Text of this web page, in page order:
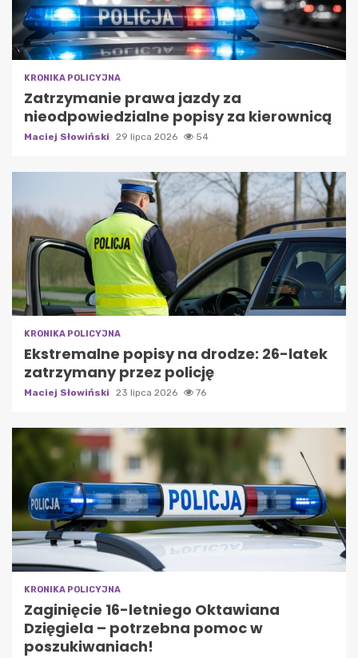
KRONIKA POLICYJNA
Zatrzymanie prawa jazdy za
nieodpowiedzialne popisy za kierownicą
Maciej Słowiński 29 lipca 2026 54
KRONIKA POLICYJNA
Ekstremalne popisy na drodze: 26-latek
zatrzymany przez policję
Maciej Słowiński 23 lipca 2026 76
KRONIKA POLICYJNA
Zaginięcie 16-letniego Oktawiana
Dzięgiela – potrzebna pomoc w
poszukiwaniach!